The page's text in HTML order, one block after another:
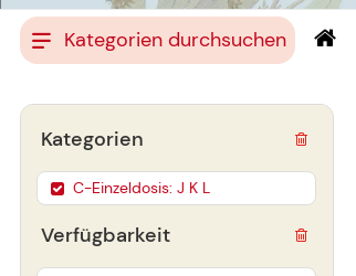
Kategorien durchsuchen
Verfügbarkeit
Kategorien
C-Einzeldosis: J K L